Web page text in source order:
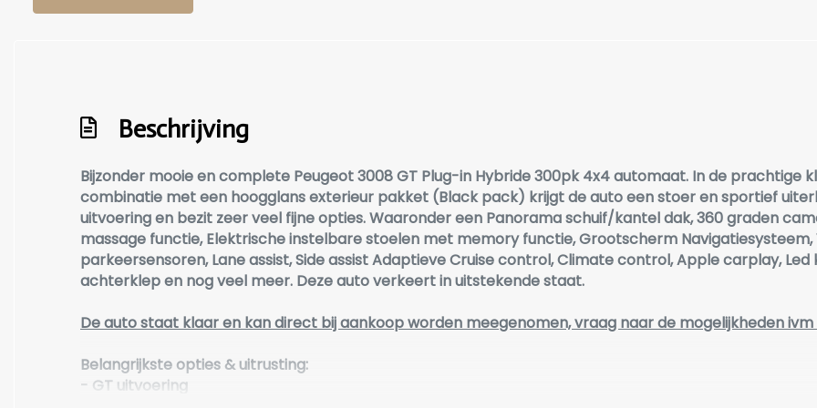
Metaalkleur
Park distance control
Parkeer assistent
Parkeersensor achter
Parkeersensor voor
Interieur
Beschrijving
Bijzonder mooie en complete Peugeot 3008 GT Plug-in Hybride 300pk 4x4 automaat. In de prachtige
combinatie met een hoogglans exterieur pakket (Black pack) krijgt de auto een stoer en sportief
uitvoering en bezit zeer veel fijne opties. Waaronder een Panorama schuif/kantel dak, 360 graden
massage functie, Elektrische instelbare stoelen met memory functie, Grootscherm
parkeersensoren, Lane assist, Side assist Adaptieve Cruise control, Climate control, Apple carplay,
achterklep en nog veel meer. Deze auto verkeert in uitstekende staat.
De auto staat klaar en kan direct bij aankoop worden meegenomen, vraag naar de mogelijkheden
Belangrijkste opties & uitrusting:
- GT uitvoering